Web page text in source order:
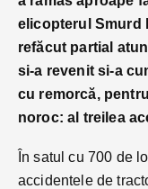
elicopterul Smurd
refăcut partial
si-a revenit si-a
cu remorcă,
noroc: al treilea
În satul cu 700 de
accidentele de